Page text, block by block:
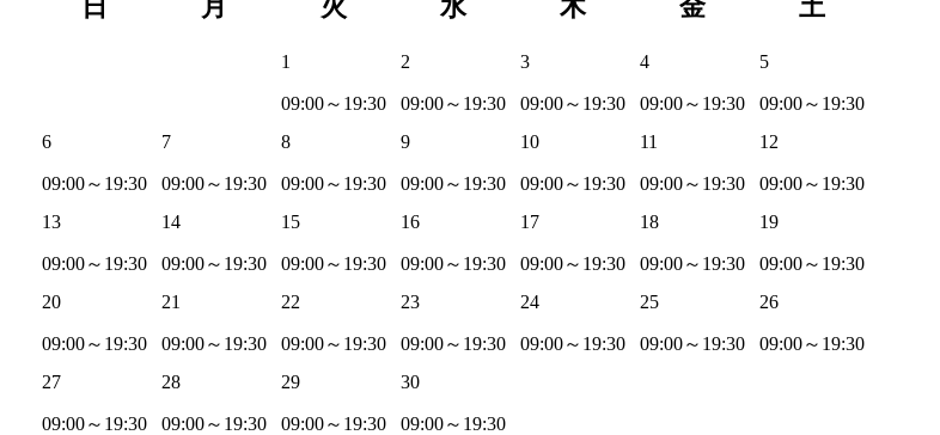
日 月 火 水 木 金 土
1
09:00～19:30
2
09:00～19:30
3
09:00～19:30
4
09:00～19:30
5
09:00～19:30
6
09:00～19:30
7
09:00～19:30
8
09:00～19:30
9
09:00～19:30
10
09:00～19:30
11
09:00～19:30
12
09:00～19:30
13
09:00～19:30
14
09:00～19:30
15
09:00～19:30
16
09:00～19:30
17
09:00～19:30
18
09:00～19:30
19
09:00～19:30
20
09:00～19:30
21
09:00～19:30
22
09:00～19:30
23
09:00～19:30
24
09:00～19:30
25
09:00～19:30
26
09:00～19:30
27
09:00～19:30
28
09:00～19:30
29
09:00～19:30
30
09:00～19:30